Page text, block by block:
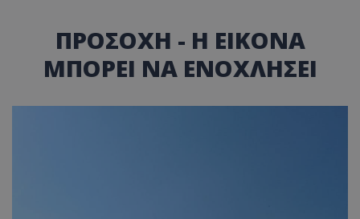
ΠΡΟΣΟΧΗ - Η ΕΙΚΟΝΑ
ΜΠΟΡΕΙ ΝΑ ΕΝΟΧΛΗΣΕΙ